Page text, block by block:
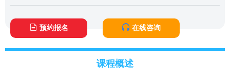
预约报名 在线咨询
课程概述